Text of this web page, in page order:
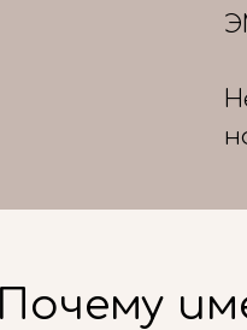
Почему